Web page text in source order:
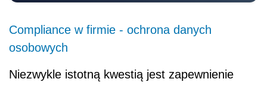
Compliance w firmie - ochrona danych
osobowych
Niezwykle istotną kwestią jest zapewnienie